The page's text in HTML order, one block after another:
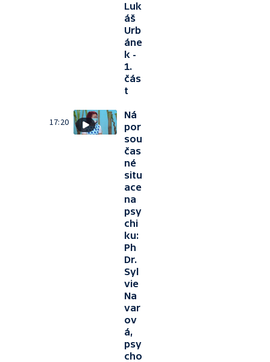
Luk
áš
Urb
áne
k -
1.
čás
t
17:20
Ná
por
sou
čas
né
situ
ace
na
psy
chi
ku:
Ph
Dr.
Syl
vie
Na
var
ov
á,
psy
cho